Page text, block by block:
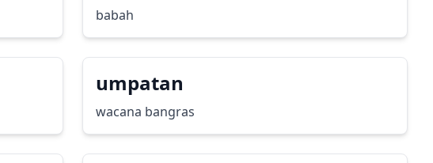
babah
umpatan
wacana bangras